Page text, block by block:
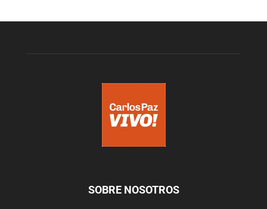
SOBRE NOSOTROS